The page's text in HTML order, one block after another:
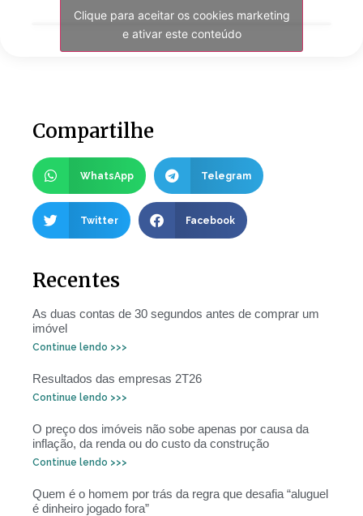
Clique para aceitar os cookies marketing
e ativar este conteúdo
Compartilhe
WhatsApp Telegram
Twitter Facebook
Recentes
As duas contas de 30 segundos antes de comprar um
imóvel
Continue lendo >>>
Resultados das empresas 2T26
Continue lendo >>>
O preço dos imóveis não sobe apenas por causa da
inflação, da renda ou do custo da construção
Continue lendo >>>
Quem é o homem por trás da regra que desafia “aluguel
é dinheiro jogado fora”